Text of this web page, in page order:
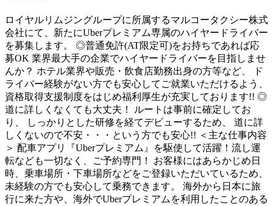
ロイヤルリムジングループに所属するマルコータクシー株式
会社にて、新たにUberプレミアム専属のハイヤードライバー
を募集します。 ◎普通免許(AT限定可)をお持ちであれば応
募OK 業界最大手の企業でハイヤードライバーを目指しませ
んか？ ホテル業界や販売・飲食店勤務出身の方等など、 ド
ライバー経験がない方でも安心してご就業いただけるよう、
資格取得支援制度をはじめ福利厚生が充実しております!! ◎
道に詳しくなくても大丈夫！ ルートは事前に確定してお
り、 しっかりとした研修を経てデビューするため、 道に詳
しくないので不安・・・という方でも安心!! ＜主な仕事内容
＞ 配車アプリ『Uberプレミアム』を駆使して活躍！流し運
転なども一切なく、ご予約専門！ お客様にはあらかじめ日
時、乗車場所・下車場所などをご登録いただいているため、
未経験の方でも安心して乗務できます。 海外から日本に旅
行に来た方や、海外でUberプレミアムを利用したことのある